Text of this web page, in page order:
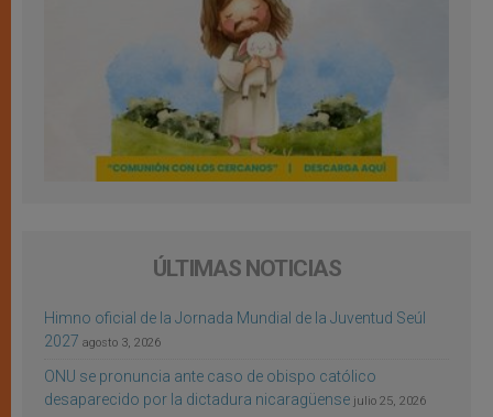
ÚLTIMAS NOTICIAS
Himno oficial de la Jornada Mundial de la Juventud Seúl
2027 agosto 3, 2026
ONU se pronuncia ante caso de obispo católico
desaparecido por la dictadura nicaragüense julio 25, 2026